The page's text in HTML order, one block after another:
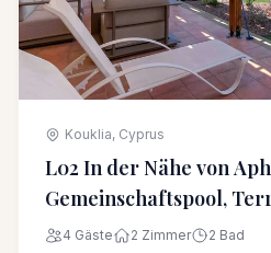
Kouklia, Cyprus
L02 In der Nähe von
Gemeinschaftspool,
4 Gäste 2 Zimmer 2 Bad